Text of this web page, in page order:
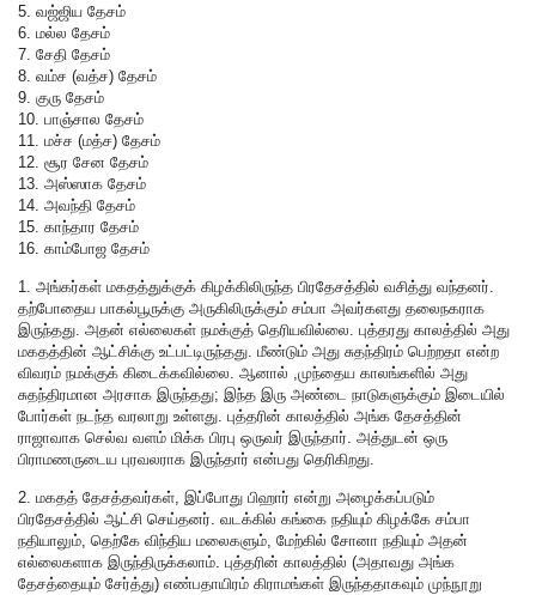
5. வஜ்ஜிய தேசம்
6. மல்ல தேசம்
7. சேதி தேசம்
8. வம்ச (வத்ச) தேசம்
9. குரு தேசம்
10. பாஞ்சால தேசம்
11. மச்ச (மத்ச) தேசம்
12. சூர சேன தேசம்
13. அஸ்ஸாக தேசம்
14. அவந்தி தேசம்
15. காந்தார தேசம்
16. காம்போஜ தேசம்
1. அங்கர்கள் மகதத்துக்குக் கிழக்கிலிருந்த பிரதேசத்தில் வசித்து வந்தனர்.
தற்போதைய பாகல்பூருக்கு அருகிலிருக்கும் சம்பா அவர்களது தலைநகராக
இருந்தது. அதன் எல்லைகள் நமக்குத் தெரியவில்லை. புத்தரது காலத்தில் அது
மகதத்தின் ஆட்சிக்கு உட்பட்டிருந்தது. மீண்டும் அது சுதந்திரம் பெற்றதா என்ற
விவரம் நமக்குக் கிடைக்கவில்லை. ஆனால் ,முந்தைய காலங்களில் அது
சுதந்திரமான அரசாக இருந்தது; இந்த இரு அண்டை நாடுகளுக்கும் இடையில்
போர்கள் நடந்த வரலாறு உள்ளது. புத்தரின் காலத்தில் அங்க தேசத்தின்
ராஜாவாக செல்வ வளம் மிக்க பிரபு ஒருவர் இருந்தார். அத்துடன் ஒரு
பிராமணருடைய புரவலராக இருந்தார் என்பது தெரிகிறது.
2. மகதத் தேசத்தவர்கள், இப்போது பிஹார் என்று அழைக்கப்படும்
பிரதேசத்தில் ஆட்சி செய்தனர். வடக்கில் கங்கை நதியும் கிழக்கே சம்பா
நதியாலும், தெற்கே விந்திய மலைகளும், மேற்கில் சோனா நதியும் அதன்
எல்லைகளாக இருந்திருக்கலாம். புத்தரின் காலத்தில் (அதாவது அங்க
தேசத்தையும் சேர்த்து) எண்பதாயிரம் கிராமங்கள் இருந்ததாகவும் முந்நூறு